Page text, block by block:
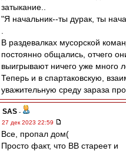
затыкание..
"Я начальник--ты дурак, ты
В раздевалках мусорской
постоянно общались, отчего
выигрывают ничего уже много
Теперь и в спартаковскую,
уважительную среду зараза
SAS -
27 дек 2023 22:59
Все, пропал дом(
Просто факт, что ВВ стареет и